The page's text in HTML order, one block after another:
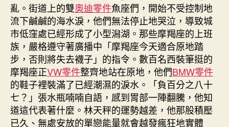
亂。街道上的雙奧迪零件魚座們，開始不受控制地
流下鹹鹹的海水淚，他們無法停止地哭泣，導致城
市低窪處已經形成了小型潟湖。那些摩羯座的上班
族，嚴格遵守著廣播中「摩羯座今天適合原地踏
步，否則將失去襪子」的指令。數百名西裝筆挺的
摩羯座正VW零件整齊地站在原地，他們BMW零件
的鞋子裡裝滿了已經潮濕的淚水。「負百分之八十
七？」張水瓶喃喃自語，感到胃部一陣翻騰，他知
道這代表著什麼。林天秤的運勢越差，他那股積壓
已久、無處安放的單戀能量就會越發瘋狂地實體